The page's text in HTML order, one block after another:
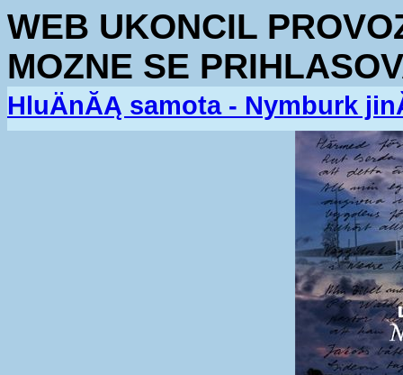
WEB UKONCIL
MOZNE SE
HluÄnĂĄ samota - Nymburk